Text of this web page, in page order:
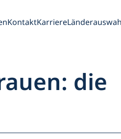
KontaktKarriere
die